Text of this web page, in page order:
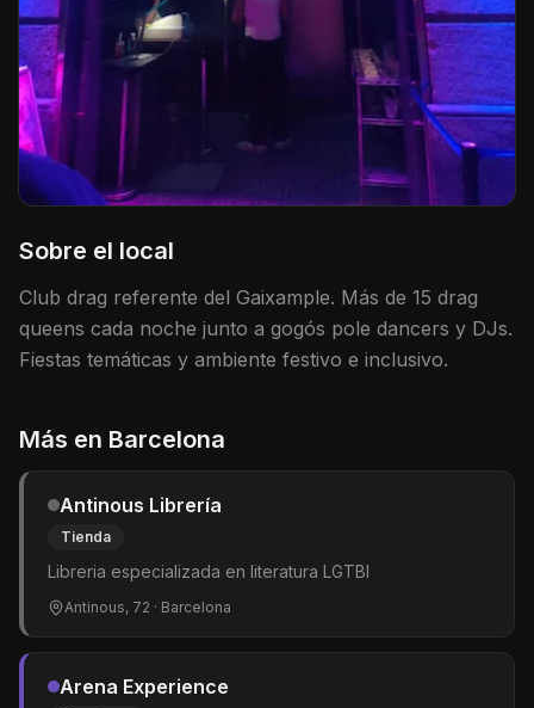
Sobre el local
Club drag referente del Gaixample. Más de 15 drag
queens cada noche junto a gogós pole dancers y DJs.
Fiestas temáticas y ambiente festivo e inclusivo.
Más en Barcelona
Antinous Librería
Tienda
Libreria especializada en literatura LGTBI
Antinous, 72 · Barcelona
Arena Experience